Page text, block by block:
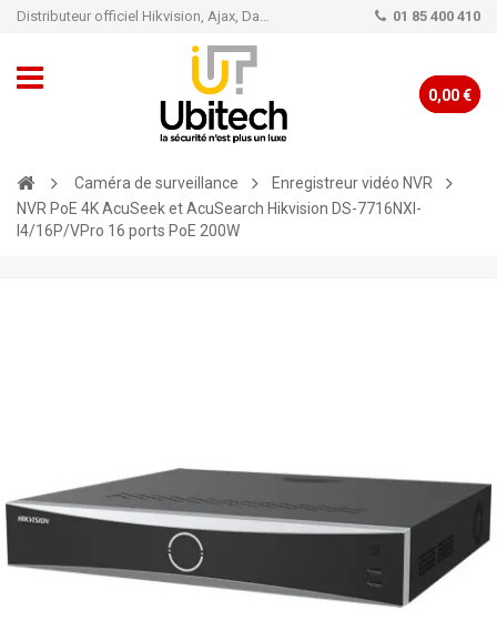
Distributeur officiel Hikvision, Ajax, Dahua, TP-Link - Caméra de vidéo surveillance - Alarme 01 85 400 410
0,00 €
Caméra de surveillance
Enregistreur vidéo NVR
NVR PoE 4K AcuSeek et AcuSearch Hikvision DS-7716NXI-
I4/16P/VPro 16 ports PoE 200W